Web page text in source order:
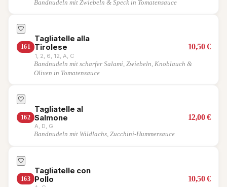
Bandnudeln mit Zwiebeln & Speck in Tomatensauce
🤍
161
Tagliatelle alla
Tirolese
1, 2, 6, 12, A, C
10,50€
Bandnudeln mit scharfer Salami, Zwiebeln, Knoblauch &
Oliven in Tomatensauce
🤍
162
Tagliatelle al
Salmone
A, D, G
12,00€
Bandnudeln mit Wildlachs, Zucchini-Hummersauce
🤍
163
Tagliatelle con
Pollo
10,50€